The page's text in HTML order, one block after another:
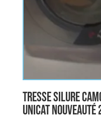
Tresse Silure
UNICAT nouveauté